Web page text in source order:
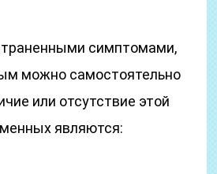
симптомами,
можно самостоятельно
или отсутствие этой
являются: